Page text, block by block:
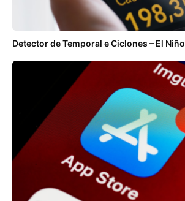
Detector de Temporal e Ciclones – El Niño